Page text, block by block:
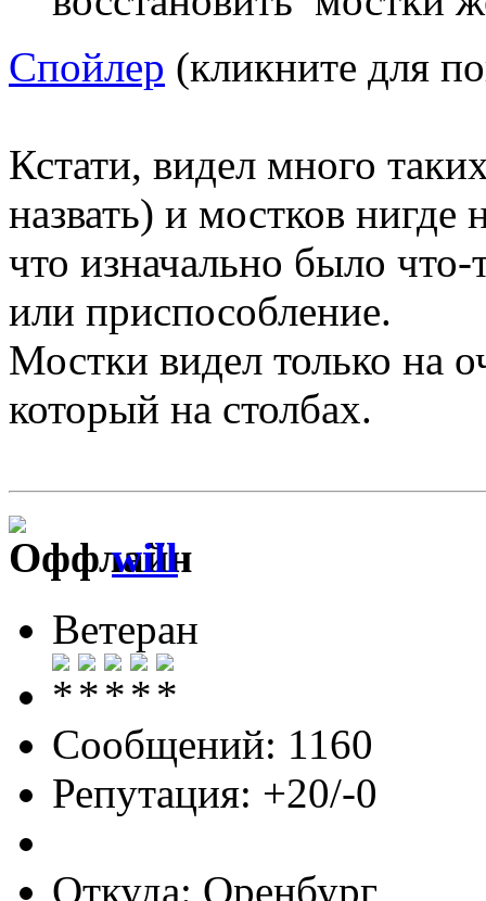
Спойлер (кликните для
Кстати, видел много
назвать) и мостков нигде
что изначально было
или приспособление.
Мостки видел только на
который на столбах.
will
Ветеран
Сообщений: 1160
Репутация: +20/-0
Откуда: Оренбург